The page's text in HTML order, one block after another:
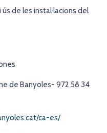
de les instal·lacions del
de Banyoles- 972 58 34
ca-es/